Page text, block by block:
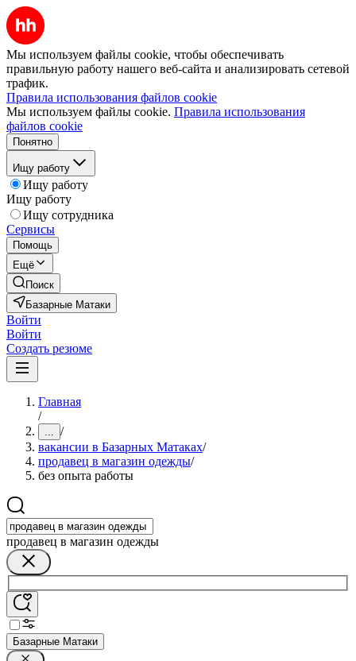
Мы используем файлы cookie, чтобы обеспечивать
правильную работу нашего веб-сайта и анализировать сетевой
трафик.
Правила использования файлов cookie
Мы используем файлы cookie. Правила использования
файлов cookie
Понятно
Ищу работу
Ищу работу
Ищу работу
Ищу сотрудника
Сервисы
Помощь
Ещё
Поиск
Базарные Матаки
Войти
Войти
Создать резюме
Главная
/
... /
вакансии в Базарных Матаках/
продавец в магазин одежды/
без опыта работы
продавец в магазин одежды
Базарные Матаки